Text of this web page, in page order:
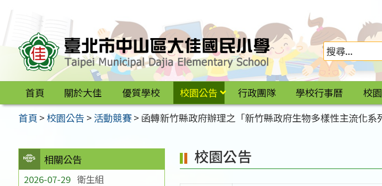
區
首頁 關於大佳 優質學校 校園公告 行政團隊 學校行事曆 校
首頁 >校園公告 > 活動競賽> 函轉新竹縣政府辦理之「新竹縣政府生物多樣性主流化系
相關公告
2026-07-29 衛生組
校園公告